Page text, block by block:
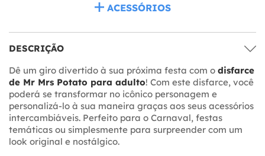
ACESSÓRIOS
DESCRIÇÃO
Dê um giro divertido à sua próxima festa com o disfarce
de Mr Mrs Potato para adulto! Com este disfarce, você
poderá se transformar no icônico personagem e
personalizá-lo à sua maneira graças aos seus acessórios
intercambiáveis. Perfeito para o Carnaval, festas
temáticas ou simplesmente para surpreender com um
look original e nostálgico.